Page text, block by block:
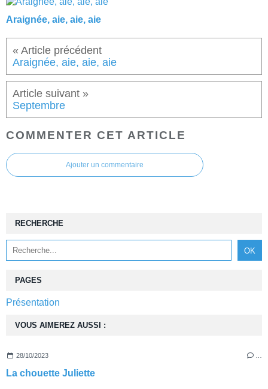
Araignée, aie, aie, aie
Araignée, aie, aie, aie
Septembre
COMMENTER CET ARTICLE
Ajouter un commentaire
RECHERCHE
VOUS AIMEREZ AUSSI :
28/10/2023
La chouette Juliette
PAGES
Présentation